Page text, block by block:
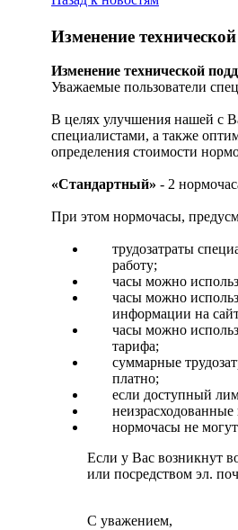
Изменение
Изменение технической
Уважаемые пользователи
В целях улучшения нашей с
специалистами, а также
определения стоимости
«Стандартный» - 2
При этом нормочасы,
трудозатраты
работу;
часы можно
часы можно
информации на
часы можно
тарифа;
суммарные
платно;
если доступный
нормочасы не
Если у Вас возникнут
или посредством эл.
С уважением,